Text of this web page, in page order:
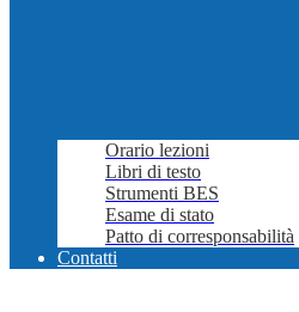
Orario lezioni
Libri di testo
Strumenti BES
Esame di stato
Patto di corresponsabilità
Contatti